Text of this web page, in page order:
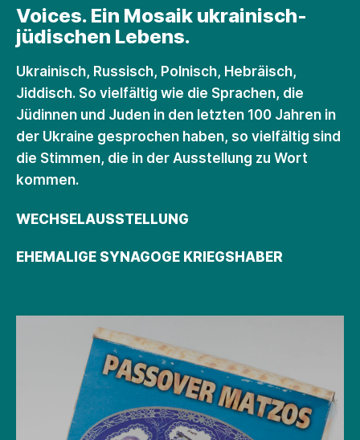
Voices. Ein Mosaik ukrainisch-
jüdischen Lebens.
Ukrainisch, Russisch, Polnisch, Hebräisch,
Jiddisch. So vielfältig wie die Sprachen, die
Jüdinnen und Juden in den letzten 100 Jahren in
der Ukraine gesprochen haben, so vielfältig sind
die Stimmen, die in der Ausstellung zu Wort
kommen.
WECHSELAUSSTELLUNG
EHEMALIGE SYNAGOGE KRIEGSHABER